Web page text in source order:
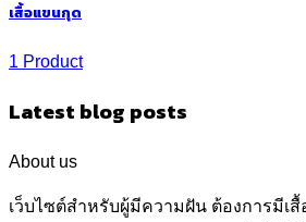
เสื้อแขนกุด
1 Product
Latest blog posts
About us
เว็บไซต์สำหรับผู้มีความฝัน ต้องการมีเสื้